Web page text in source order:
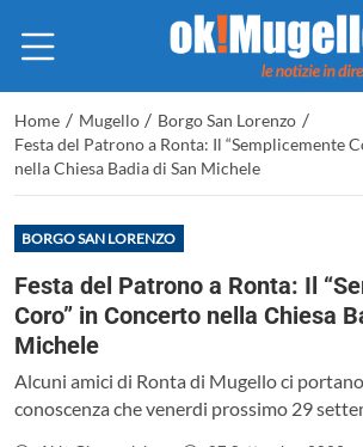
Home / Mugello / Borgo San Lorenzo /
Festa del Patrono a Ronta: Il “Semplicemente
nella Chiesa Badia di San Michele
BORGO SAN LORENZO
Festa del Patrono a Ronta: Il
Coro” in Concerto nella Chiesa
Michele
Alcuni amici di Ronta di Mugello ci
conoscenza che venerdi prossimo 29